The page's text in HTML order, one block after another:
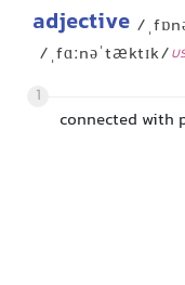
adjective /
/ˌfɑːnəˈtæktɪk/US
1
connected with